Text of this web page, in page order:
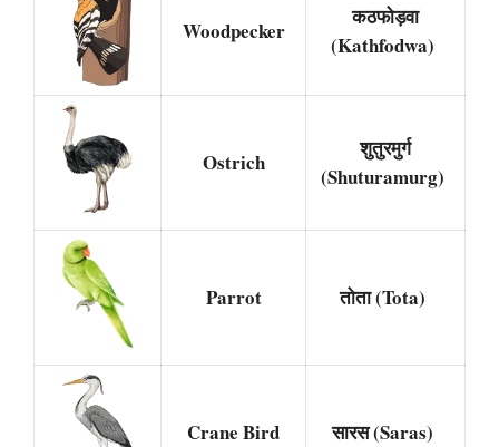
Woodpecker
कठफोड़वा
(Kathfodwa)
Ostrich
शुतुरमुर्ग
(Shuturamurg)
Parrot तोता (Tota)
Crane Bird सारस (Saras)